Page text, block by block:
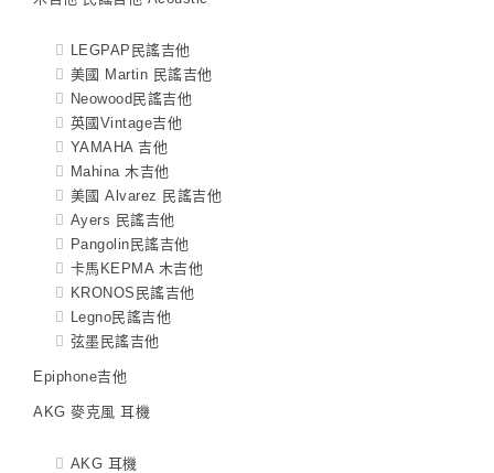
LEGPAP民謠吉他
美國 Martin 民謠吉他
Neowood民謠吉他
英國Vintage吉他
YAMAHA 吉他
Mahina 木吉他
美國 Alvarez 民謠吉他
Ayers 民謠吉他
Pangolin民謠吉他
卡馬KEPMA 木吉他
KRONOS民謠吉他
Legno民謠吉他
弦墨民謠吉他
Epiphone吉他
AKG 麥克風 耳機
AKG 耳機